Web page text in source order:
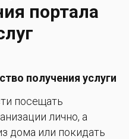
портала
получения услуги
посещать
лично, а
дома или покидать